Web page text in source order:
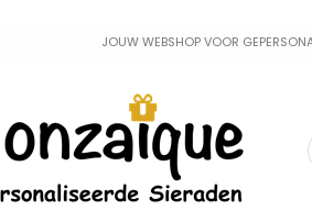
JOUW WEBSHOP VOOR